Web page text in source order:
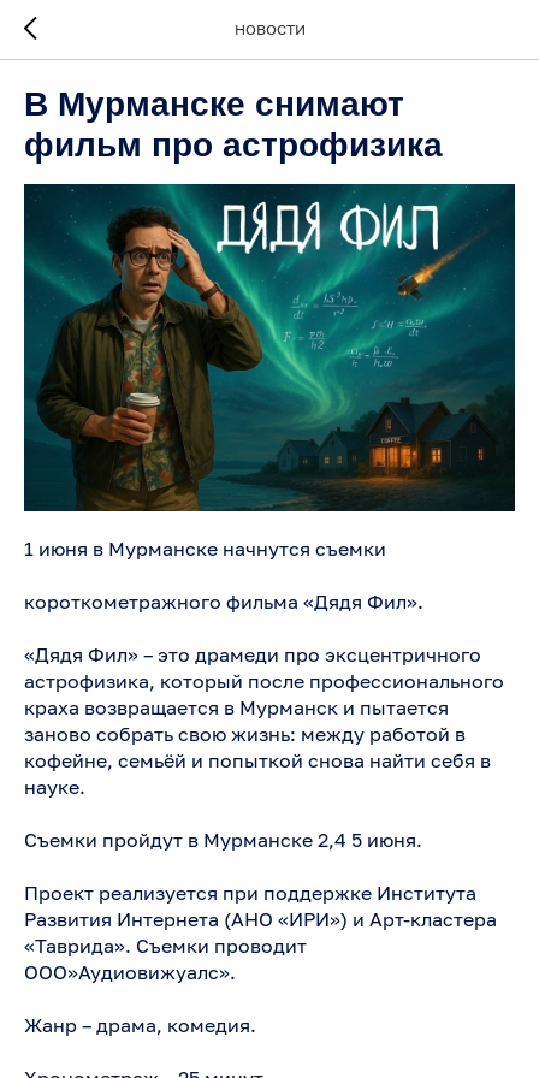
НОВОСТИ
В Мурманске снимают
фильм про астрофизика
1 июня в Мурманске начнутся съемки
короткометражного фильма «Дядя Фил».
«Дядя Фил» – это драмеди про эксцентричного
астрофизика, который после профессионального
краха возвращается в Мурманск и пытается
заново собрать свою жизнь: между работой в
кофейне, семьёй и попыткой снова найти себя в
науке.
Съемки пройдут в Мурманске 2,4 5 июня.
Проект реализуется при поддержке Института
Развития Интернета (АНО «ИРИ») и Арт-кластера
«Таврида». Съемки проводит
ООО»Аудиовижуалс».
Жанр – драма, комедия.